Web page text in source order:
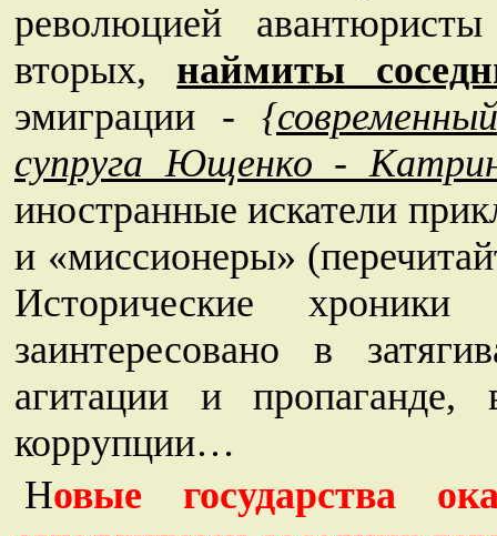
революцией
вторых, наймиты
эмиграции -
супруга Ющенко -
иностранные искатели
и «миссионеры»
Исторические
заинтересовано в
агитации и пропаганде,
коррупции…
Новые государства